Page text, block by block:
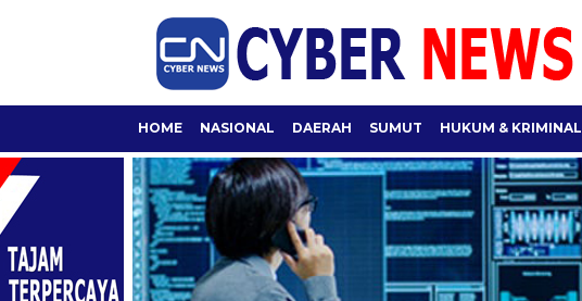
HOME NASIONAL DAERAH SUMUT HUKUM & KRIMINAL